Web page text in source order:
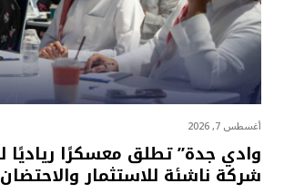
أغسطس 7, 2026
شركة ناشئة للاستثمار والاحتضان